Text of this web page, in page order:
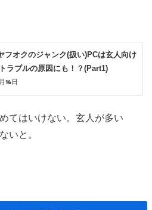
フオクのジャンク(扱い)PCは玄人向け
ラブルの原因にも！？(Part1)
16日
てはいけない。玄人が多い
いと。